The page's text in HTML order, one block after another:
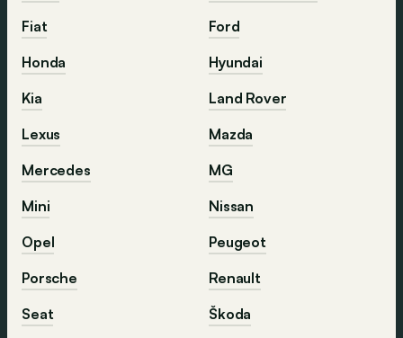
Fiat
Ford
Honda
Hyundai
Kia
Land Rover
Lexus
Mazda
Mercedes
MG
Mini
Nissan
Opel
Peugeot
Porsche
Renault
Seat
Škoda